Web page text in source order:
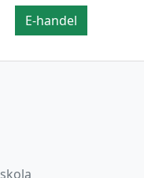
E-handel